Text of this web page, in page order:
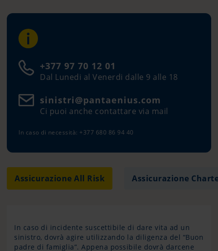
+377 97 70 12 01
Dal Lunedi al Venerdi dalle 9 alle 18
sinistri@pantaenius.com
Ci puoi anche contattare via mail
In caso di necessità: +377 680 86 94 40
Assicurazione All Risk Assicurazione
In caso di incidente suscettibile di dare vita ad un
sinistro, dovrà agire utilizzando la diligenza del “Buon
padre di famiglia”. Appena possibile dovrà darcene